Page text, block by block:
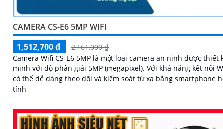
CAMERA CS-E6 5MP WIFI
1,512,700 ₫
2,161,000 ₫
Camera Wifi CS-E6 5MP là một loại camera an ninh được thiết
minh với độ phân giải 5MP (megapixel). Với khả năng kết nối Wifi, bạn
có thể dễ dàng theo dõi và kiểm soát từ xa bằng smartphone
tính